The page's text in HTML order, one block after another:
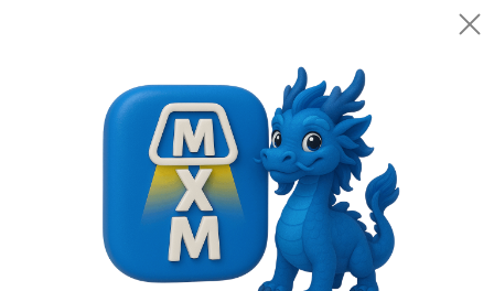
Открыть
Категории
Автомобили и аксессуары
Сигвей Ninebot